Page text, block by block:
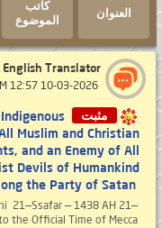
العنوان
كاتب
الموضوع
Translator
مثبت
Muslim and Christian
and an Enemy of All
Devils of Humankind
the Party of Satan
‎21—Ssafar — 1438 AH ‎21—
the Official Time of Mecca